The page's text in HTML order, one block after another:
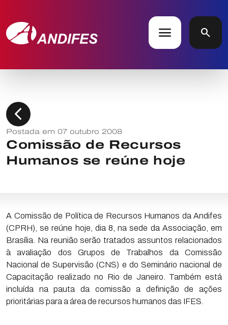
menu search
chevron_left
Postada em 07 outubro 2008
Comissão de Recursos
Humanos se reúne hoje
A Comissão de Política de Recursos Humanos da Andifes
(CPRH), se reúne hoje, dia 8, na sede da Associação, em
Brasília. Na reunião serão tratados assuntos relacionados
à avaliação dos Grupos de Trabalhos da Comissão
Nacional de Supervisão (CNS) e do Seminário nacional de
Capacitação realizado no Rio de Janeiro. Também está
incluída na pauta da comissão a definição de ações
prioritárias para a área de recursos humanos das IFES.